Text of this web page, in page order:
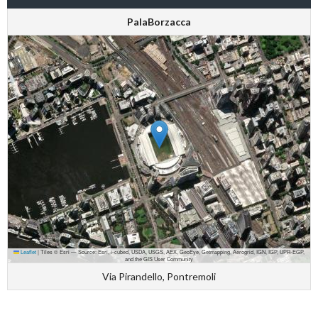
PalaBorzacca
Leaflet |Tiles © Esri — Source: Esri, i-cubed, USDA, USGS, AEX, GeoEye, Getmapping, Aerogrid, IGN, IGP, UPR-EGP,
and the GIS User Community
Via Pirandello, Pontremoli